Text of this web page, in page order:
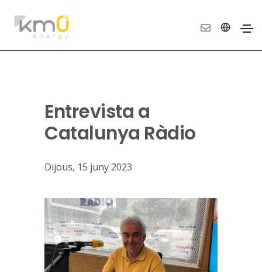
Entrevista a
Catalunya Ràdio
Dijous, 15 juny 2023